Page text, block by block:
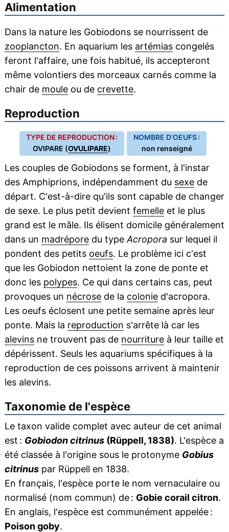
Alimentation
Dans la nature les Gobiodons se nourrissent de
zooplancton. En aquarium les artémiascongelés
feront l'affaire, une fois habitué, ils accepteront
même volontiers des morceaux carnés comme la
chair de mouleou de crevette.
Reproduction
TYPE DE REPRODUCTION :
OVIPARE (OVULIPARE)
NOMBRE D'OEUFS :
non renseigné
Les couples de Gobiodons se forment, à l'instar
des Amphiprions, indépendamment du sexede
départ. C'est-à-dire qu'ils sont capable de changer
de sexe. Le plus petit devient femelleet le plus
grand est le mâle. Ils élisent domicile généralement
dans un madréporedu type Acropora sur lequel il
pondent des petits oeufs. Le problème ici c'est
que les Gobiodon nettoient la zone de ponte et
donc les polypes. Ce qui dans certains cas, peut
provoques un nécrosede la colonied'acropora.
Les oeufs éclosent une petite semaine après leur
ponte. Mais la reproduction s'arrête là car les
alevinsne trouvent pas de nourritureà leur taille et
dépérissent. Seuls les aquariums spécifiques à la
reproduction de ces poissons arrivent à maintenir
les alevins.
Taxonomie de l'espèce
Le taxon valide complet avec auteur de cet animal
est : Gobiodon citrinus(Rüppell, 1838). L'espèce a
été classée à l'origine sous le protonyme Gobius
citrinuspar Rüppell en 1838.
En français, l'espèce porte le nom vernaculaire ou
normalisé (nom commun) de : Gobie corail citron.
En anglais, l'espèce est communément appelée :
Poison goby.